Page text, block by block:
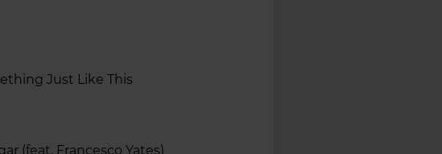
Just Like This
(feat. Francesco Yates)